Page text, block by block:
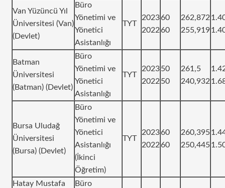
Van Yüzüncü Yıl
Üniversitesi (Van)
(Devlet)
Büro
Yönetimi ve
Yönetici
Asistanlığı
TYT
2023
2022
60
60
262,872
255,919
Batman
Üniversitesi
(Batman) (Devlet)
Büro
Yönetimi ve
Yönetici
Asistanlığı
TYT
2023
2022
50
50
261,5
240,932
Bursa Uludağ
Üniversitesi
(Bursa) (Devlet)
Büro
Yönetimi ve
Yönetici
Asistanlığı
(İkinci
Öğretim)
TYT
2023
2022
60
60
260,395
250,445
Hatay Mustafa
Büro